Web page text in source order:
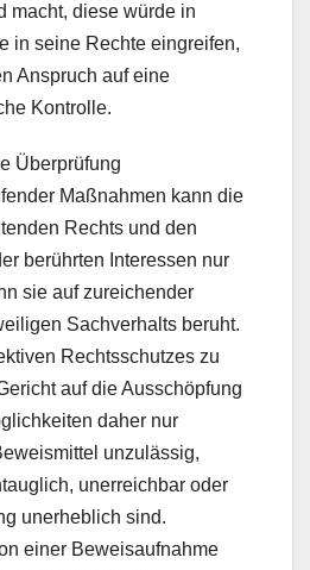
macht, diese würde in
in seine Rechte eingreifen,
Anspruch auf eine
Kontrolle.
Überprüfung
Maßnahmen kann die
Rechts und den
berührten Interessen nur
sie auf zureichender
Sachverhalts beruht.
Rechtsschutzes zu
auf die Ausschöpfung
daher nur
unzulässig,
unerreichbar oder
unerheblich sind.
einer Beweisaufnahme